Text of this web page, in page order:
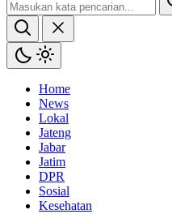
Home
News
Lokal
Jateng
Jabar
Jatim
DPR
Sosial
Kesehatan